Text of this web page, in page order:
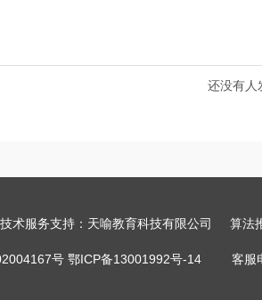
还没有人
术服务支持：天喻教育科技有限公司 算法
号 鄂ICP备13001992号-14 客服